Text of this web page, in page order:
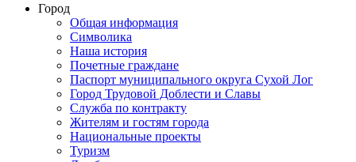
Город
Общая информация
Символика
Наша история
Почетные граждане
Паспорт муниципального округа Сухой Лог
Город Трудовой Доблести и Славы
Служба по контракту
Жителям и гостям города
Национальные проекты
Туризм